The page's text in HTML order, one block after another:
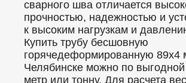
сварного шва отличается
прочностью, надежностью и
к высоким нагрузкам и
Купить трубу бесшовную
горячедеформированную 89x4
Челябинске можно по выгодной
метр или тонну. Для расчета